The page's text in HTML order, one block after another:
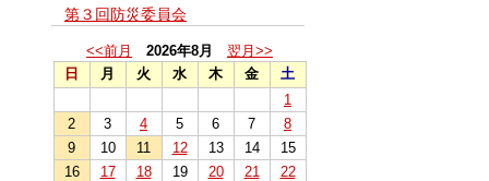
第３回防災委員会
<<前月 2026年8月
翌月>>
日
月 火 水 木 金
土
1
2
3 4 5 6 7
8
9
10 11 12 13 14
15
16
17 18 19 20 21
22